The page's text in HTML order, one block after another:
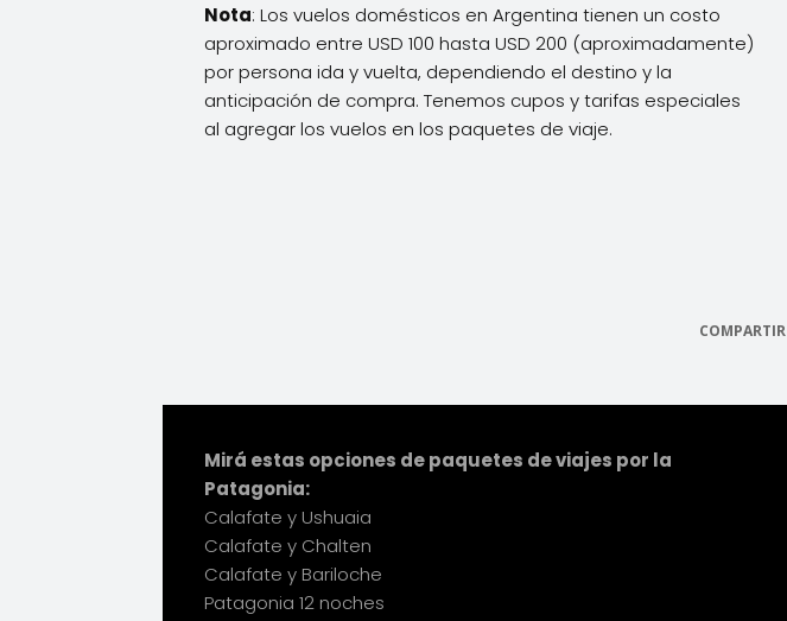
Nota: Los vuelos domésticos en Argentina tienen un costo
aproximado entre USD 100 hasta USD 200 (aproximadamente)
por persona ida y vuelta, dependiendo el destino y la
anticipación de compra. Tenemos cupos y tarifas especiales
al agregar los vuelos en los paquetes de viaje.
COMPARTIR
Mirá estas opciones de paquetes de viajes por la
Patagonia:
Calafate y Ushuaia
Calafate y Chalten
Calafate y Bariloche
Patagonia 12 noches